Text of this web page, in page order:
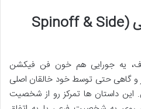
۱.۲. داستان های جانبی (Spinoff & Side
یه جورایی هم خون فن فیکشن
و گاهی حتی توسط خود خالقان اصلی
این داستان ها تمرکز رو از شخصیت